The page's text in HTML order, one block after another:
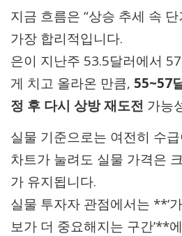
지금 흐름은 “상승 추세 속
가장 합리적입니다.
은이 지난주 53.5달러에서
게 치고 올라온 만큼, 55~57
정 후 다시 상방 재도전 가능
실물 기준으로는 여전히 수
차트가 눌려도 실물 가격은
가 유지됩니다.
실물 투자자 관점에서는 **‘
보가 더 중요해지는 구간’**